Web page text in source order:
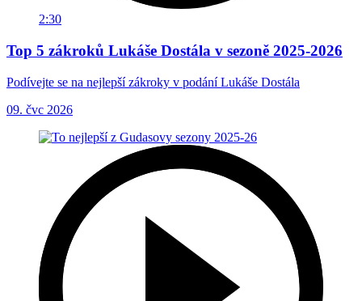
2:30
Top 5 zákroků Lukáše Dostála v sezoně 2025-2026
Podívejte se na nejlepší zákroky v podání Lukáše Dostála
09. čvc 2026